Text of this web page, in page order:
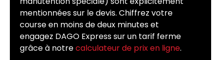
mentionnées sur le devis. Chiffrez votre
course en moins de deux minutes et
engagez DAGO Express sur un tarif ferme
grâce à notrecalculateur de prix en ligne.